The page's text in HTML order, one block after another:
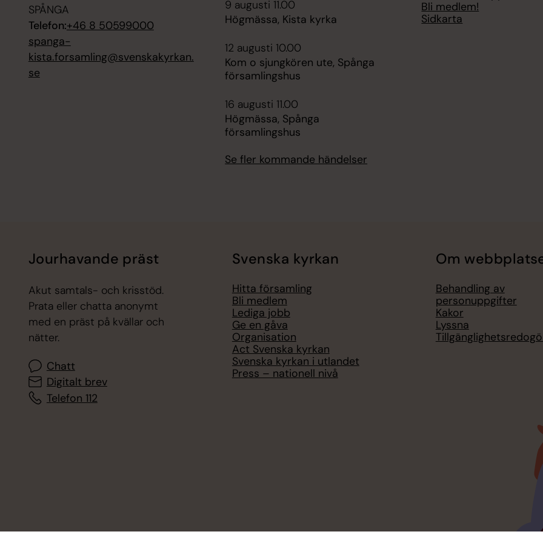
SPÅNGA
Telefon:+46 8 50599000
spanga-
kista.forsamling@svenskakyrkan.
se
9 augusti 11.00
Högmässa, Kista kyrka
12 augusti 10.00
Kom o sjungkören ute, Spånga
församlingshus
16 augusti 11.00
Högmässa, Spånga
församlingshus
Se fler kommande händelser
Bli medlem!
Sidkarta
Jourhavande präst
Akut samtals- och krisstöd.
Prata eller chatta anonymt
med en präst på kvällar och
nätter.
Chatt
Digitalt brev
Telefon 112
Svenska kyrkan
Hitta församling
Bli medlem
Lediga jobb
Ge en gåva
Organisation
Act Svenska kyrkan
Svenska kyrkan i utlandet
Press – nationell nivå
Om
Behandling av
personuppgifter
Kakor
Lyssna